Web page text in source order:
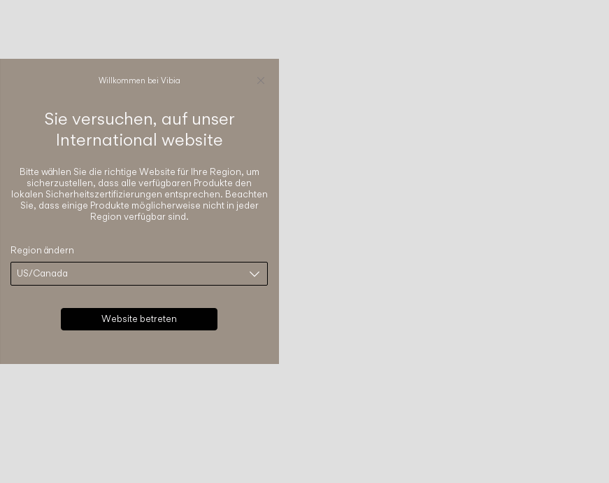
Willkommen bei Vibia
Sie versuchen, auf unser
International website
Bitte wählen Sie die richtige Website für Ihre Region, um
sicherzustellen, dass alle verfügbaren Produkte den
lokalen Sicherheitszertifizierungen entsprechen. Beachten
Sie, dass einige Produkte möglicherweise nicht in jeder
Region verfügbar sind.
Region ändern
Website betreten